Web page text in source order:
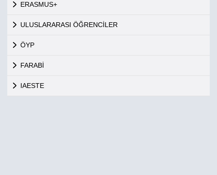
ERASMUS+
ULUSLARARASI ÖĞRENCİLER
ÖYP
FARABİ
IAESTE